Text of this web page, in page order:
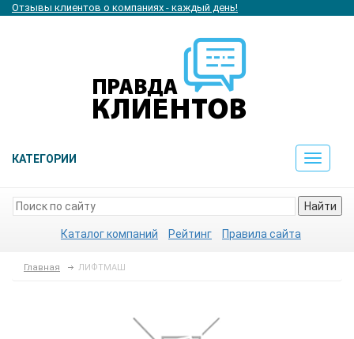
Отзывы клиентов о компаниях - каждый день!
КАТЕГОРИИ
Toggle
Найти
Каталог компаний Рейтинг Правила сайта
Главная ЛИФТМАШ